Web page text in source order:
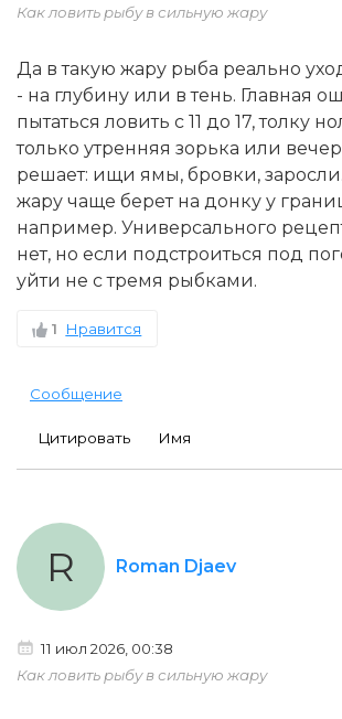
Как ловить рыбу в сильную жару
Да в такую жару рыба реально
- на глубину или в тень. Главная
пытаться ловить с 11 до 17, толку
только утренняя зорька или
решает: ищи ямы, бровки,
жару чаще берет на донку у
например. Универсального
нет, но если подстроиться под
уйти не с тремя рыбками.
1 Нравится
Сообщение
Цитировать Имя
Roman Djaev
R
11 июл 2026, 00:38
Как ловить рыбу в сильную жару